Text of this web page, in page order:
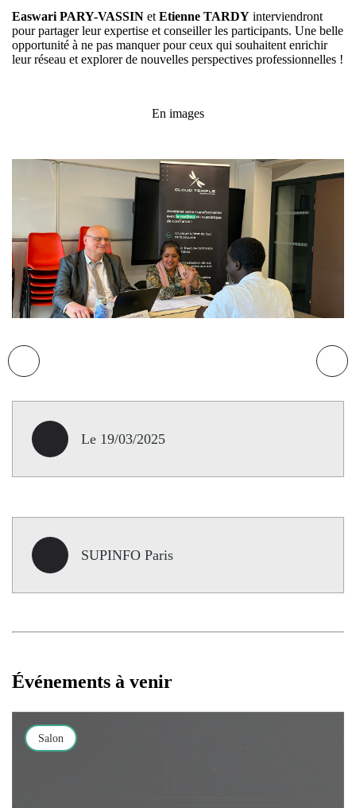
Easwari PARY-VASSIN et Etienne TARDY interviendront
pour partager leur expertise et conseiller les participants. Une belle
opportunité à ne pas manquer pour ceux qui souhaitent enrichir
leur réseau et explorer de nouvelles perspectives professionnelles !
En images
Le 19/03/2025
SUPINFO Paris
Événements à venir
Salon